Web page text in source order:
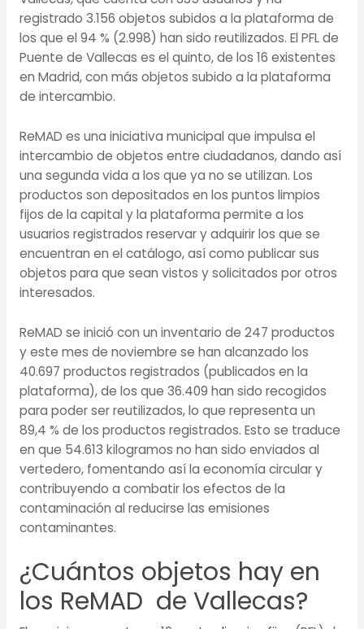
registrado 3.156 objetos subidos a la plataforma de
los que el 94 % (2.998) han sido reutilizados. El PFL de
Puente de Vallecas es el quinto, de los 16 existentes
en Madrid, con más objetos subido a la plataforma
de intercambio.
ReMAD es una iniciativa municipal que impulsa el
intercambio de objetos entre ciudadanos, dando así
una segunda vida a los que ya no se utilizan. Los
productos son depositados en los puntos limpios
fijos de la capital y la plataforma permite a los
usuarios registrados reservar y adquirir los que se
encuentran en el catálogo, así como publicar sus
objetos para que sean vistos y solicitados por otros
interesados.
ReMAD se inició con un inventario de 247 productos
y este mes de noviembre se han alcanzado los
40.697 productos registrados (publicados en la
plataforma), de los que 36.409 han sido recogidos
para poder ser reutilizados, lo que representa un
89,4 % de los productos registrados. Esto se traduce
en que 54.613 kilogramos no han sido enviados al
vertedero, fomentando así la economía circular y
contribuyendo a combatir los efectos de la
contaminación al reducirse las emisiones
contaminantes.
¿Cuántos objetos hay en
los ReMAD de Vallecas?